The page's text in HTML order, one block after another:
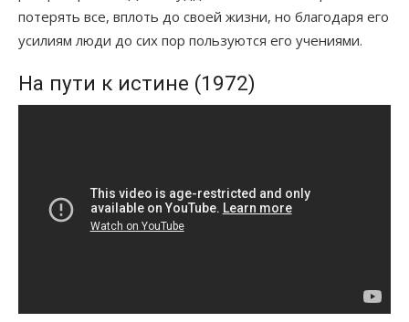
потерять все, вплоть до своей жизни, но благодаря его
усилиям люди до сих пор пользуются его учениями.
На пути к истине (1972)